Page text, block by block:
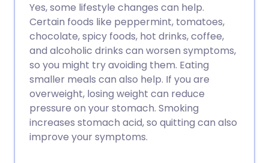
Yes, some lifestyle changes can help.
Certain foods like peppermint, tomatoes,
chocolate, spicy foods, hot drinks, coffee,
and alcoholic drinks can worsen symptoms,
so you might try avoiding them. Eating
smaller meals can also help. If you are
overweight, losing weight can reduce
pressure on your stomach. Smoking
increases stomach acid, so quitting can also
improve your symptoms.